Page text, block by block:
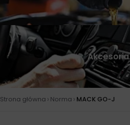
Akcesoria
Strona główna › Norma › MACK GO-J